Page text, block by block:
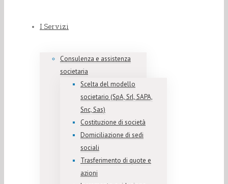
I Servizi
Consulenza e assistenza
societaria
Scelta del modello
societario (SpA, Srl, SAPA,
Snc, Sas)
Costituzione di società
Domiciliazione di sedi
sociali
Trasferimento di quote e
azioni